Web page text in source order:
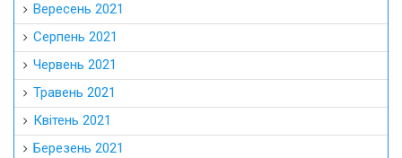
Вересень 2021
Серпень 2021
Червень 2021
Травень 2021
Квітень 2021
Березень 2021